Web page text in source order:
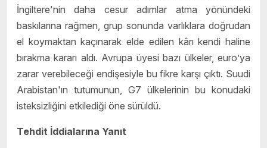
İngiltere'nin daha cesur adımlar atma yönündeki
baskılarına rağmen, grup sonunda varlıklara doğrudan
el koymaktan kaçınarak elde edilen kârı kendi haline
bırakma kararı aldı. Avrupa üyesi bazı ülkeler, euro’ya
zarar verebileceği endişesiyle bu fikre karşı çıktı. Suudi
Arabistan'ın tutumunun, G7 ülkelerinin bu konudaki
isteksizliğini etkilediği öne sürüldü.
Tehdit İddialarına Yanıt